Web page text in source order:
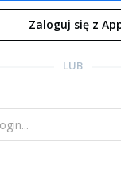
Zaloguj się z
LUB